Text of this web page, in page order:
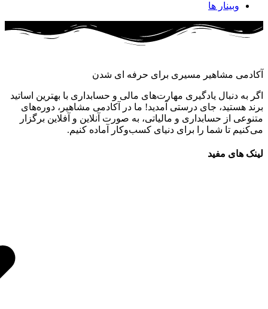
وبینار ها
آکادمی مشاهیر مسیری برای حرفه ای شدن
اگر به دنبال یادگیری مهارت‌های مالی و حسابداری با بهترین اساتید
برند هستید، جای درستی آمدید! ما در آکادمی مشاهیر، دوره‌های
متنوعی از حسابداری و مالیاتی، به صورت آنلاین و آفلاین برگزار
می‌کنیم تا شما را برای دنیای کسب‌وکار آماده کنیم.
لینک های مفید